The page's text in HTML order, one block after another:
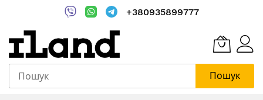
+380935899777
Пошук